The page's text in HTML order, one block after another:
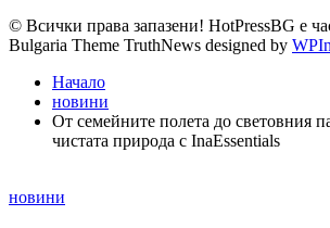
© Всички права запазени! HotPressBG е
Bulgaria Theme TruthNews designed by
Начало
новини
От семейните полета до световния
чистата природа с InaEssentials
Posted
новини